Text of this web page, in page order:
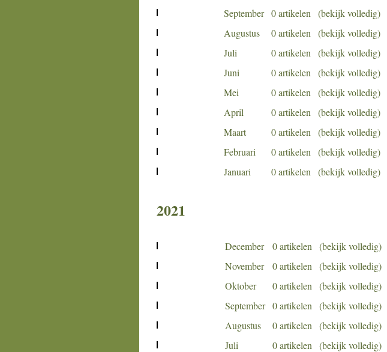
September 0 artikelen (bekijk volledig)
Augustus
0 artikelen (bekijk volledig)
Juli
0 artikelen (bekijk volledig)
Juni
0 artikelen (bekijk volledig)
Mei
0 artikelen (bekijk volledig)
April
0 artikelen (bekijk volledig)
Maart
0 artikelen (bekijk volledig)
Februari
0 artikelen (bekijk volledig)
Januari
0 artikelen (bekijk volledig)
2021
December 0 artikelen (bekijk volledig)
November
0 artikelen (bekijk volledig)
Oktober
0 artikelen (bekijk volledig)
September 0 artikelen (bekijk volledig)
Augustus
0 artikelen (bekijk volledig)
Juli
0 artikelen (bekijk volledig)